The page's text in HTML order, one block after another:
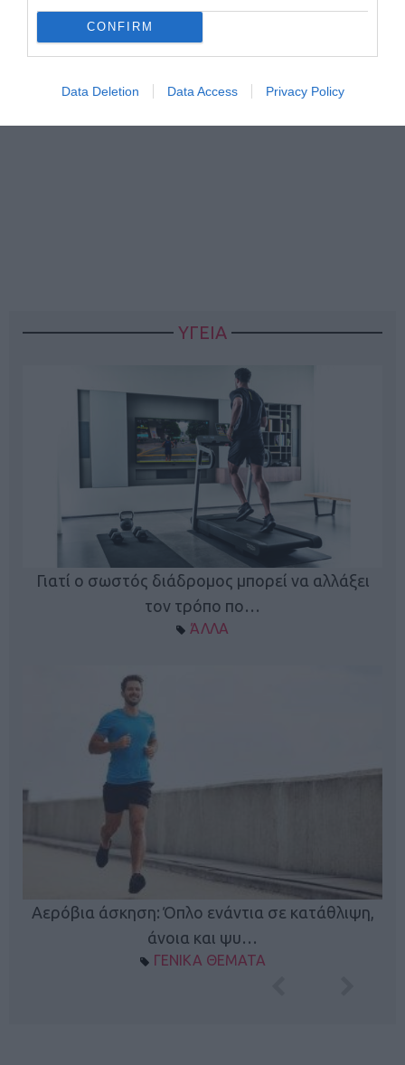
CONFIRM
Data Deletion Data Access Privacy Policy
ΥΓΕΙΑ
Γιατί ο σωστός διάδρομος μπορεί να αλλάξει
τον τρόπο πο…
ΆΛΛΑ
Αερόβια άσκηση: Όπλο ενάντια σε κατάθλιψη,
άνοια και ψυ…
ΓΕΝΙΚΑ ΘΕΜΑΤΑ